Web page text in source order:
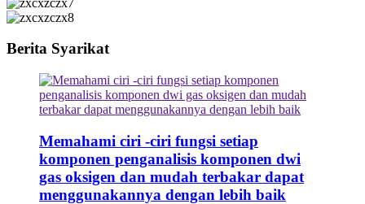
Berita Syarikat
Memahami ciri -ciri fungsi setiap
komponen penganalisis komponen dwi
gas oksigen dan mudah terbakar dapat
menggunakannya dengan lebih baik